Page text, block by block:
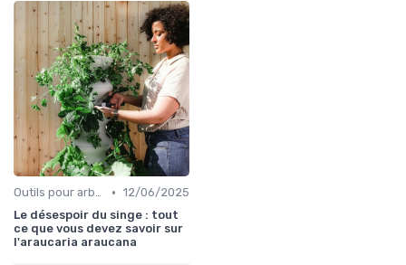
Outils pour arbres et arbustes • 12/06/2025
Le désespoir du singe : tout
ce que vous devez savoir sur
l'araucaria araucana